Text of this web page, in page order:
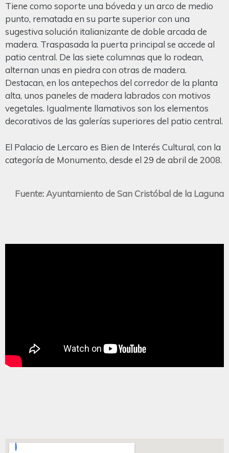
Tiene como soporte una bóveda y un arco de medio
punto, rematada en su parte superior con una
sugestiva solución italianizante de doble arcada de
madera. Traspasada la puerta principal se accede al
patio central. De las siete columnas que lo rodean,
alternan unas en piedra con otras de madera.
Destacan, en los antepechos del corredor de la planta
alta, unos paneles de madera labrados con motivos
vegetales. Igualmente llamativos son los elementos
decorativos de las galerías superiores del patio central.
El Palacio de Lercaro es Bien de Interés Cultural, con la
categoría de Monumento, desde el 29 de abril de 2008.
Fuente: Ayuntamiento de San Cristóbal de la Laguna